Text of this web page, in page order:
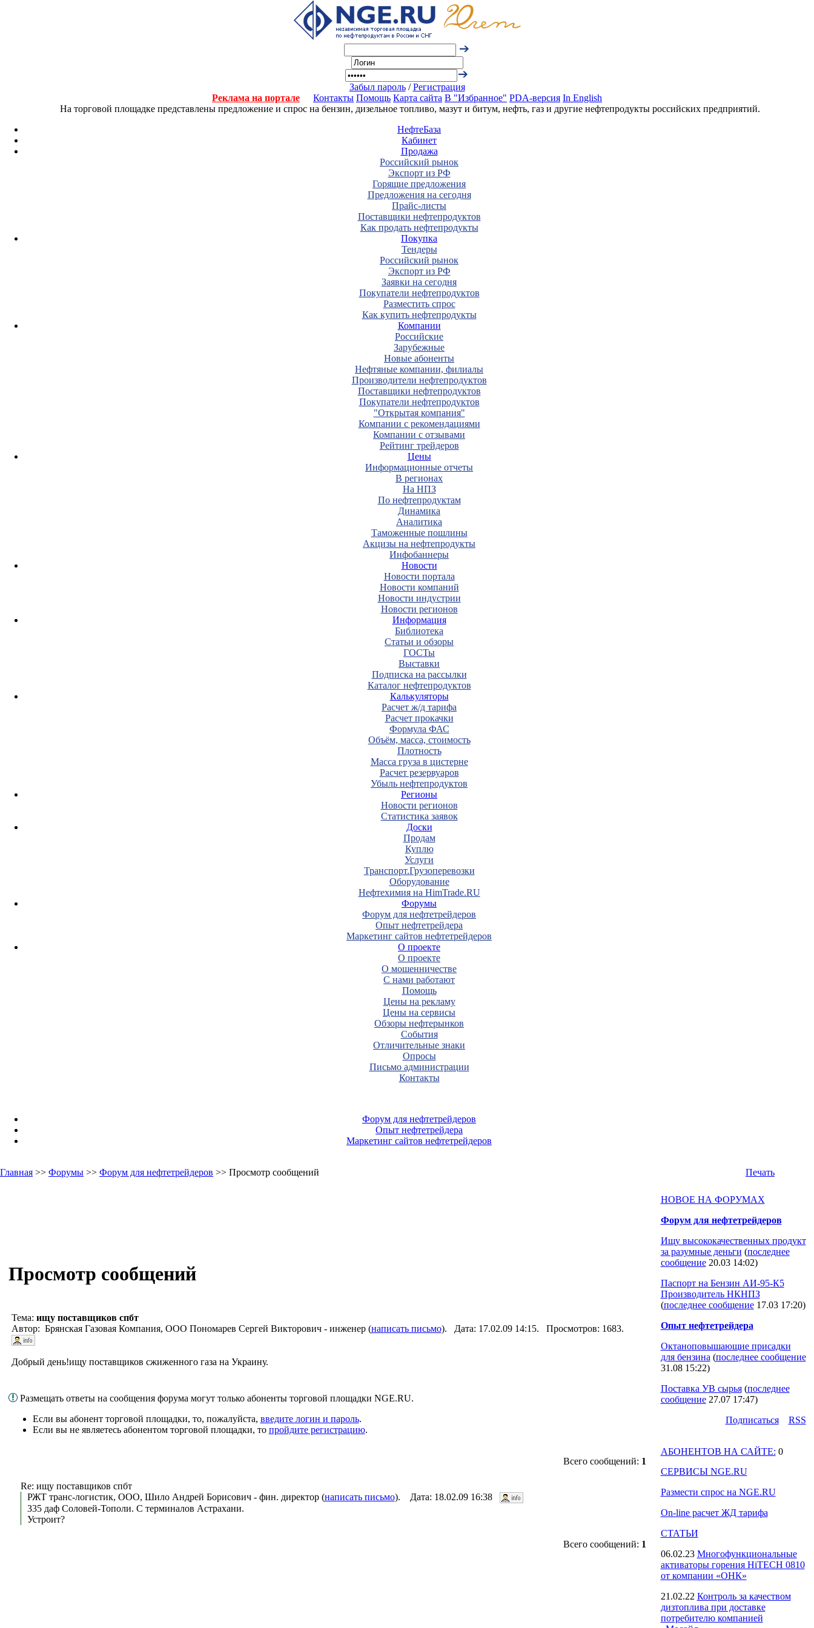
Забыл пароль/Регистрация
Реклама на портале
Контакты Помощь Карта сайта В "Избранное" PDA-версия In English
На торговой площадке представлены предложение и спрос на бензин, дизельное топливо, мазут и битум, нефть, газ и другие нефтепродукты российских предприятий.
НефтеБаза
Кабинет
Продажа
Российский рынок
Экспорт из РФ
Горящие предложения
Предложения на сегодня
Прайс-листы
Поставщики нефтепродуктов
Как продать нефтепродукты
Покупка
Тендеры
Российский рынок
Экспорт из РФ
Заявки на сегодня
Покупатели нефтепродуктов
Разместить спрос
Как купить нефтепродукты
Компании
Российские
Зарубежные
Новые абоненты
Нефтяные компании, филиалы
Производители нефтепродуктов
Поставщики нефтепродуктов
Покупатели нефтепродуктов
"Открытая компания"
Компании с рекомендациями
Компании с отзывами
Рейтинг трейдеров
Цены
Информационные отчеты
В регионах
На НПЗ
По нефтепродуктам
Динамика
Аналитика
Таможенные пошлины
Акцизы на нефтепродукты
Инфобаннеры
Новости
Новости портала
Новости компаний
Новости индустрии
Новости регионов
Информация
Библиотека
Статьи и обзоры
ГОСТы
Выставки
Подписка на рассылки
Каталог нефтепродуктов
Калькуляторы
Расчет ж/д тарифа
Расчет прокачки
Формула ФАС
Объём, масса, стоимость
Плотность
Масса груза в цистерне
Расчет резервуаров
Убыль нефтепродуктов
Регионы
Новости регионов
Статистика заявок
Доски
Продам
Куплю
Услуги
Транспорт.Грузоперевозки
Оборудование
Нефтехимия на HimTrade.RU
Форумы
Форум для нефтетрейдеров
Опыт нефтетрейдера
Маркетинг сайтов нефтетрейдеров
О проекте
О проекте
О мошенничестве
С нами работают
Помощь
Цены на рекламу
Цены на сервисы
Обзоры нефтерынков
События
Отличительные знаки
Опросы
Письмо администрации
Контакты
Форум для нефтетрейдеров
Опыт нефтетрейдера
Маркетинг сайтов нефтетрейдеров
Главная >> Форумы >> Форум для нефтетрейдеров >> Просмотр сообщений Печать
Просмотр сообщений
Тема: ищу поставщиков спбт
Автор: Брянская Газовая Компания, ООО Пономарев Сергей Викторович - инженер (написать письмо). Дата: 17.02.09 14:15. Просмотров: 1683.
Добрый день!ищу поставщиков сжиженного газа на Украину.
Размещать ответы на сообщения форума могут только абоненты торговой площадки NGE.RU.
Если вы абонент торговой площадки, то, пожалуйста, введите логин и пароль.
Если вы не являетесь абонентом торговой площадки, то пройдите регистрацию.
Всего сообщений: 1
Re: ищу поставщиков спбт
РЖТ транс-логистик, ООО, Шило Андрей Борисович - фин. директор (написать письмо). Дата: 18.02.09 16:38
335 даф Соловей-Тополи. С терминалов Астрахани.
Устроит?
Всего сообщений: 1
НОВОЕ НА ФОРУМАХ
Форум для нефтетрейдеров
Ищу высококачественных продукт
за разумные деньги (последнее
сообщение 20.03 14:02)
Паспорт на Бензин АИ-95-К5
Производитель НКНПЗ
(последнее сообщение 17.03 17:20)
Опыт нефтетрейдера
Октаноповышающие присадки
для бензина (последнее сообщение
31.08 15:22)
Поставка УВ сырья(последнее
сообщение 27.07 17:47)
Подпиcаться
RSS
АБОНЕНТОВ НА САЙТЕ: 0
СЕРВИСЫ NGE.RU
Размести спрос на NGE.RU
On-line расчет ЖД тарифа
СТАТЬИ
06.02.23 Многофункциональные
активаторы горения HiTECH 0810
от компании «ОНК»
21.02.22 Контроль за качеством
дизтоплива при доставке
потребителю компанией